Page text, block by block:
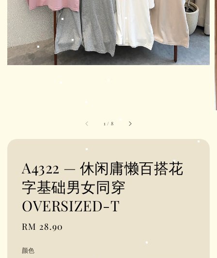
1 / 8
A4322 — 休闲庸懒百搭花
字基础男女同穿
OVERSIZED-T
Regular
RM 28.90
颜色